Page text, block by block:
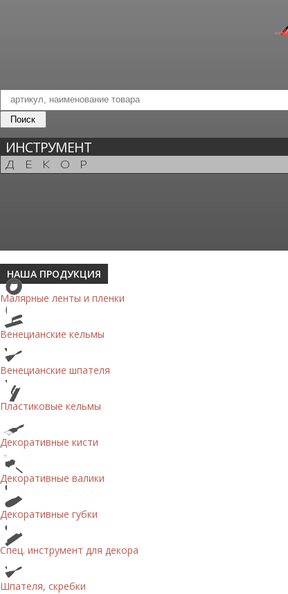
ИНСТРУМЕНТ
ДЕКОР
НАША ПРОДУКЦИЯ
Малярные ленты и пленки
Венецианские кельмы
Венецианские шпателя
Пластиковые кельмы
Декоративные кисти
Декоративные валики
Декоративные губки
Спец. инструмент для декора
Шпателя, скребки